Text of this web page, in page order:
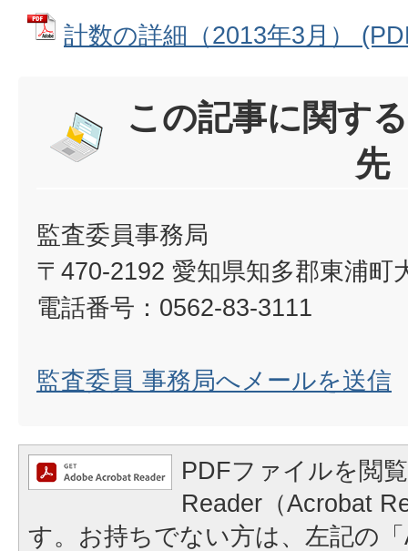
計数の詳細（2013年3月）
この記事に関す
先
監査委員事務局
〒470-2192 愛知県知多郡東浦町
電話番号：0562-83-3111
監査委員 事務局へメールを送信
PDFファイルを閲
Reader（Acrobat
す。お持ちでない方は、左記の